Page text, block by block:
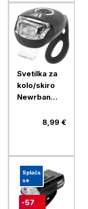
Svetilka za
kolo/skiro
Newrban
8,99 €
Splača
se
-57